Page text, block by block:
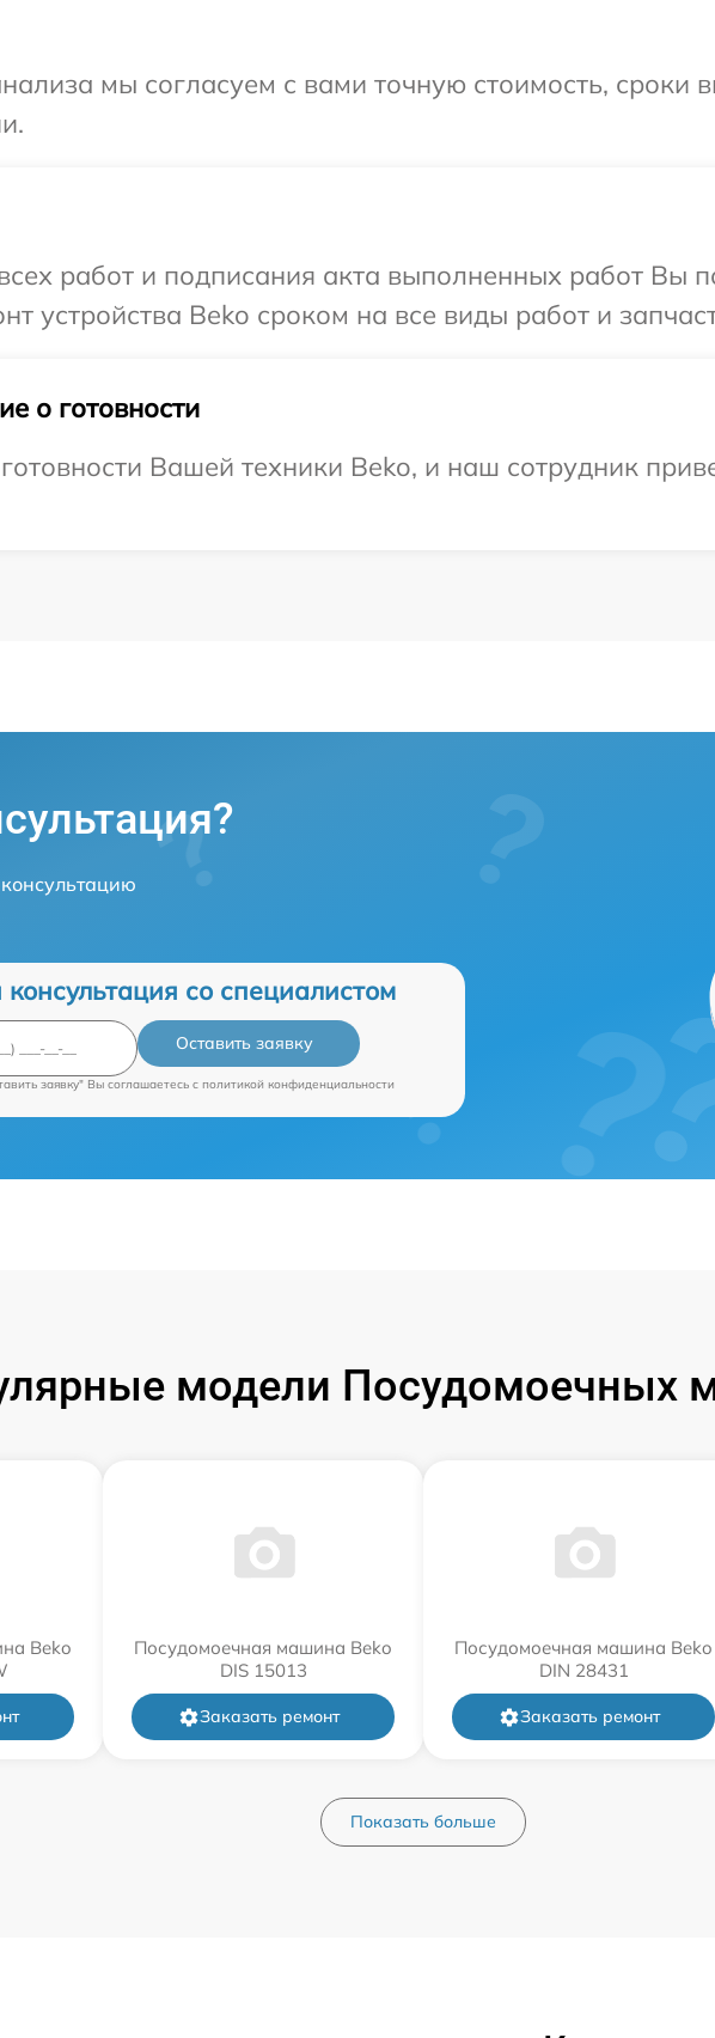
мы согласуем с вами точную стоимость, сроки
работ и подписания акта выполненных работ Вы
устройства Beko сроком на все виды работ и
о готовности
Вашей техники Beko, и наш сотрудник
со специалистом
Оставить заявку
заявку" Вы соглашаетесь c политикой конфиденциальности
модели Посудомоечных
Beko
Посудомоечная машина Beko
DIS 15013
Заказать ремонт
Посудомоечная машина Beko
DIN 28431
Заказать ремонт
Показать больше